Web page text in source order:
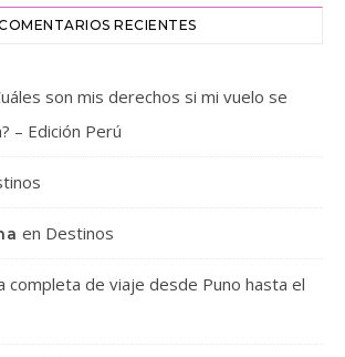
RECIENTES
son mis derechos si mi vuelo se
– Edición Perú
en Destinos
completa de viaje desde Puno hasta el